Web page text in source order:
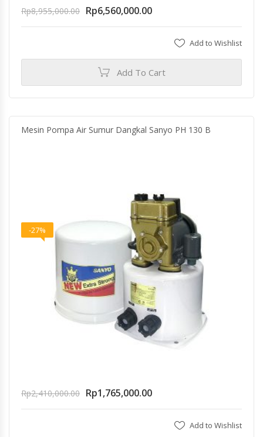
Rp8,955,000.00 Rp6,560,000.00
Add to Wishlist
Add To Cart
Mesin Pompa Air Sumur Dangkal Sanyo PH 130 B
-27%
Rp2,410,000.00 Rp1,765,000.00
Add to Wishlist